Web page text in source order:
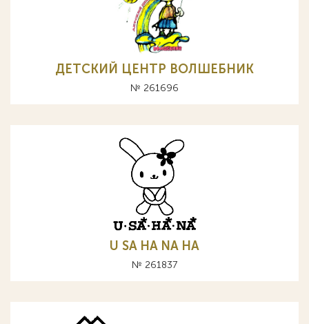
ДЕТСКИЙ ЦЕНТР ВОЛШЕБНИК
№ 261696
U SA HA NA НА
№ 261837